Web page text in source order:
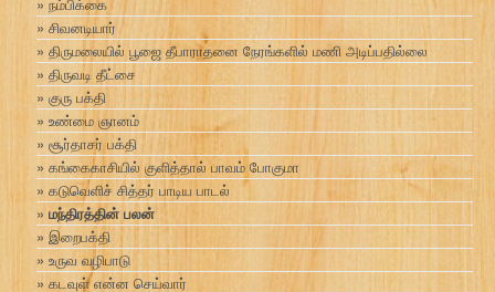
சிவனடியார்
திருமலையில் பூஜை தீபாராதனை நேரங்களில் மணி அடிப்பதில்லை
திருவடி தீட்சை
குரு பக்தி
உண்மை ஞானம்
சூர்தாசர் பக்தி
கங்கைகாசியில் குளித்தால் பாவம் போகுமா
கடுவெளிச் சித்தர் பாடிய பாடல்
மந்திரத்தின் பலன்
இறைபக்தி
உருவ வழிபாடு
கடவுள் என்ன செய்வார்